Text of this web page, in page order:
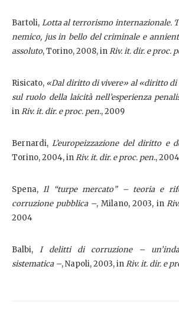
Bartoli, Lotta al terrorismo internazionale.
nemico, jus in bello del criminale e
assoluto, Torino, 2008, inRiv. it. dir. e proc.
Risicato, «Dal diritto di vivere» al «diritto
sul ruolo della laicità nell’esperienza
inRiv. it. dir. e proc. pen., 2009
Bernardi,L’europeizzazione del diritto e
Torino, 2004, inRiv. it. dir. e proc. pen., 2004
Spena,Il “turpe mercato” – teoria e
corruzione pubblica –, Milano, 2003, in
2004
Balbi, I delitti di corruzione –
sistematica –, Napoli, 2003, inRiv. it. dir. e